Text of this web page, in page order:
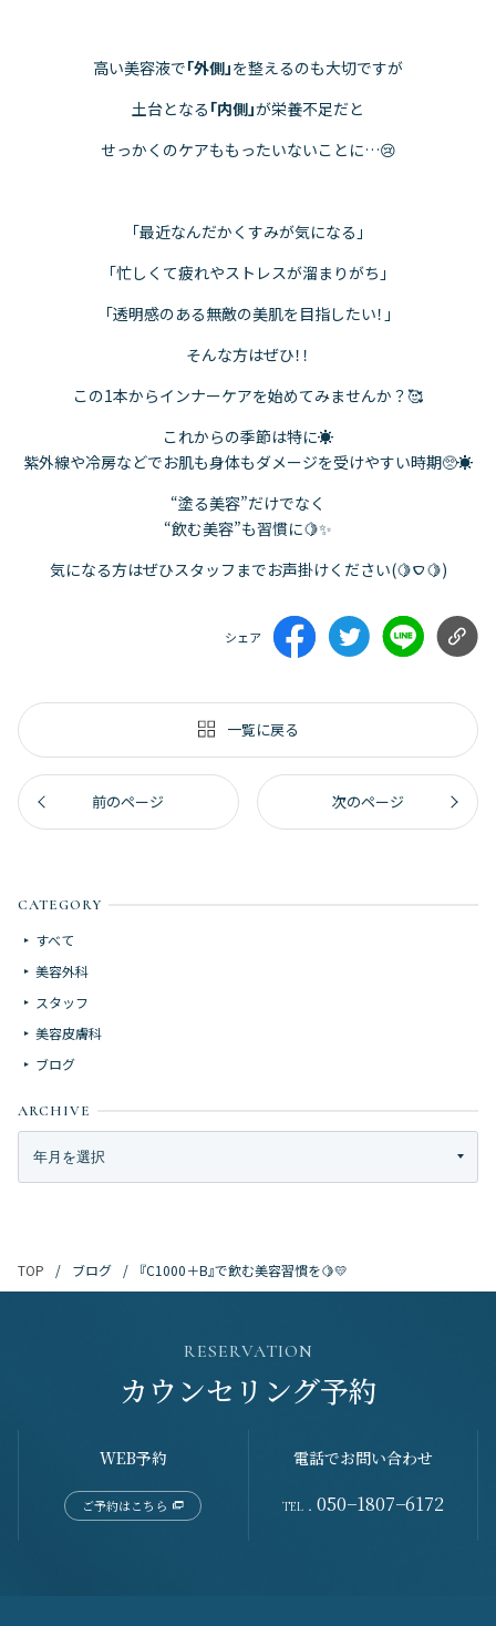
高い美容液で「外側」を整えるのも大切ですが
土台となる 「内側」が栄養不足だと
せっかくのケアももったいないことに…😢
「最近なんだかくすみが気になる」
「忙しくて疲れやストレスが溜まりがち」
「透明感のある無敵の美肌を目指したい！」
そんな方はぜひ！！
この1本からインナーケアを始めてみませんか？🥰
これからの季節は特に☀️
紫外線や冷房などでお肌も身体もダメージを受けやすい時期🥺☀️
“塗る美容”だけでなく
“飲む美容”も習慣に🍋✨
気になる方はぜひスタッフまでお声掛けください(🍋‎ࠏ🍋)
シェア
前のページ
一覧に戻る
次のページ
CATEGORY
すべて
美容外科
スタッフ
美容皮膚科
ブログ
ARCHIVE
TOP ブログ 『C1000＋B』で飲む美容習慣を🍋💛
RESERVATION
カウンセリング予約
WEB予約
ご予約はこちら
電話でお問い合わせ
TEL． 050−1807−6172